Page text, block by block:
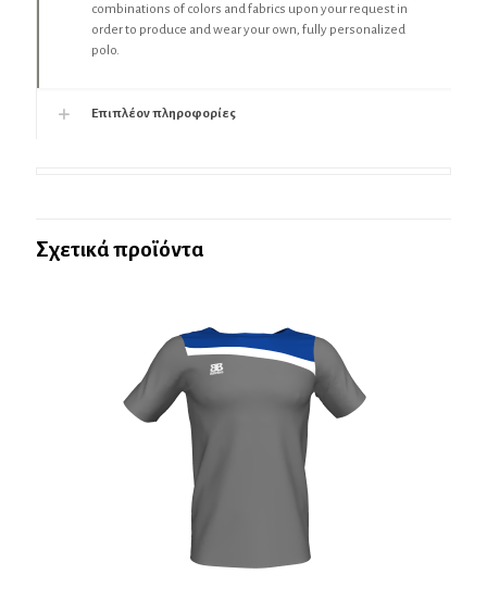
combinations of colors and fabrics upon your request in
order to produce and wear your own, fully personalized
polo.
Επιπλέον πληροφορίες
Σχετικά προϊόντα